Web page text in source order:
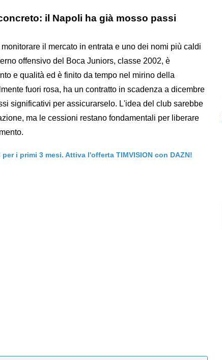
il Napoli ha già mosso passi
il mercato in entrata e uno dei nomi più caldi
offensivo del Boca Juniors, classe 2002, è
e qualità ed è finito da tempo nel mirino della
fuori rosa, ha un contratto in scadenza a dicembre
significativi per assicurarselo. L'idea del club sarebbe
ma le cessioni restano fondamentali per liberare
per i primi 3 mesi. Attiva l'offerta TIMVISION con DAZN!